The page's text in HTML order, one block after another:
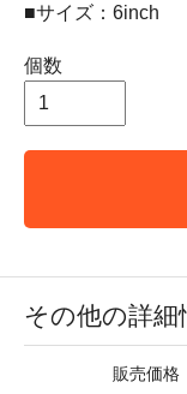
■サイズ：6inch
個数
その他の詳細
販売価格